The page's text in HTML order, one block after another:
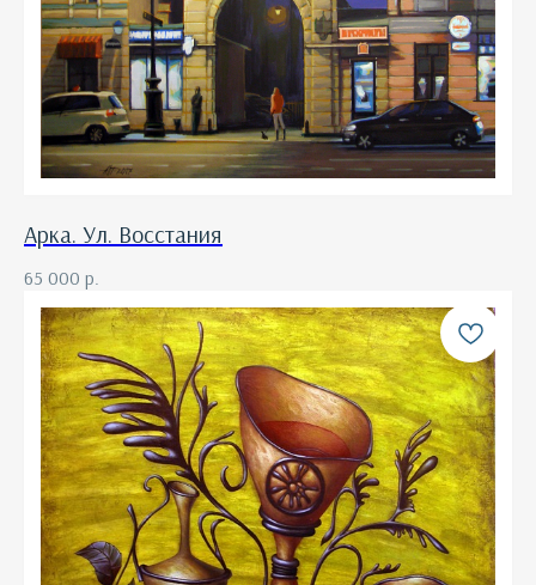
Арка. Ул. Восстания
65 000 р.